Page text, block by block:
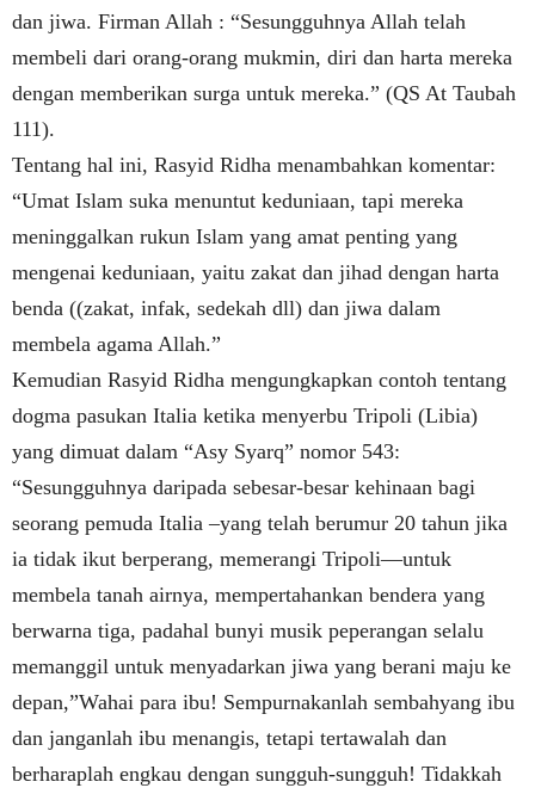
dan jiwa. Firman Allah : “Sesungguhnya Allah telah
membeli dari orang-orang mukmin, diri dan harta mereka
dengan memberikan surga untuk mereka.” (QS At Taubah
111).
Tentang hal ini, Rasyid Ridha menambahkan komentar:
“Umat Islam suka menuntut keduniaan, tapi mereka
meninggalkan rukun Islam yang amat penting yang
mengenai keduniaan, yaitu zakat dan jihad dengan harta
benda ((zakat, infak, sedekah dll) dan jiwa dalam
membela agama Allah.”
Kemudian Rasyid Ridha mengungkapkan contoh tentang
dogma pasukan Italia ketika menyerbu Tripoli (Libia)
yang dimuat dalam “Asy Syarq” nomor 543:
“Sesungguhnya daripada sebesar-besar kehinaan bagi
seorang pemuda Italia –yang telah berumur 20 tahun jika
ia tidak ikut berperang, memerangi Tripoli—untuk
membela tanah airnya, mempertahankan bendera yang
berwarna tiga, padahal bunyi musik peperangan selalu
memanggil untuk menyadarkan jiwa yang berani maju ke
depan,”Wahai para ibu! Sempurnakanlah sembahyang ibu
dan janganlah ibu menangis, tetapi tertawalah dan
berharaplah engkau dengan sungguh-sungguh! Tidakkah